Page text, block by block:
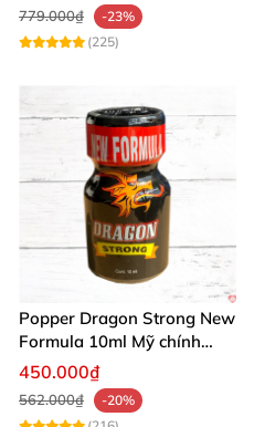
779.000₫
-23%
(225)
Popper Dragon Strong New
Formula 10ml Mỹ chính
hãng tăng khoái cảm thăng
450.000₫
562.000₫
-20%